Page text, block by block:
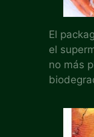
El
el
no más